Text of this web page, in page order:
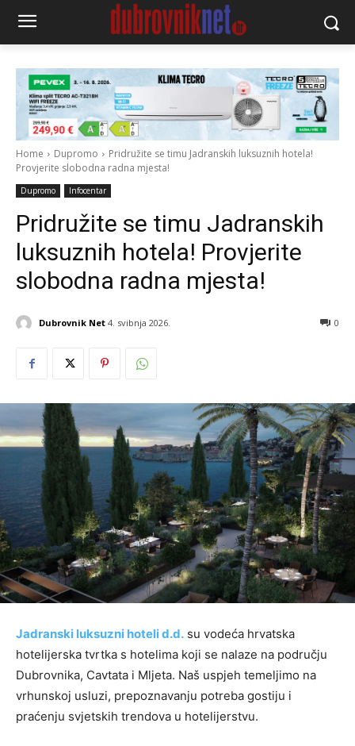
Home Dupromo
Pridružite se timu Jadranskih luksuznih hotela!
Provjerite slobodna radna mjesta!
Dupromo Infocentar
Pridružite se timu Jadranskih
luksuznih hotela! Provjerite
slobodna radna mjesta!
Dubrovnik Net 4. svibnja 2026. 0
Jadranski luksuzni hoteli d.d. su vodeća hrvatska
hotelijerska tvrtka s hotelima koji se nalaze na području
Dubrovnika, Cavtata i Mljeta. Naš uspjeh temeljimo na
vrhunskoj usluzi, prepoznavanju potreba gostiju i
praćenju svjetskih trendova u hotelijerstvu.